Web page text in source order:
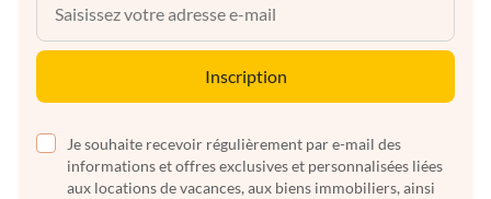
Inscription
Je souhaite recevoir régulièrement par e-mail des
informations et offres exclusives et personnalisées liées
aux locations de vacances, aux biens immobiliers, ainsi